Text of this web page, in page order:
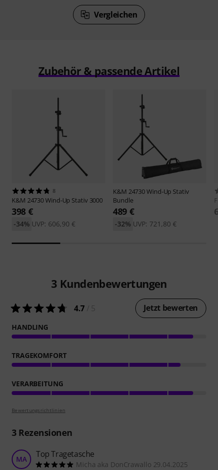
Vergleichen
Zubehör & passende Artikel
8
K&M 24730 Wind-Up Stativ 3000
398 €
UVP: 606,90 €
-34%
K&M 24730 Wind-Up Stativ
Bundle
489 €
UVP: 721,80 €
-32%
3 Kundenbewertungen
4.7 Jetzt bewerten
HANDLING
TRAGEKOMFORT
VERARBEITUNG
Bewertungsrichtlinien
3Rezensionen
MA Top Tragetasche
Micha aka DonCrawallo 29.04.2025